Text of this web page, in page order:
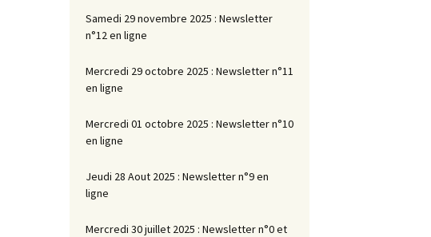
Samedi 29 novembre 2025 : Newsletter
n°12 en ligne
Mercredi 29 octobre 2025 : Newsletter n°11
en ligne
Mercredi 01 octobre 2025 : Newsletter n°10
en ligne
Jeudi 28 Aout 2025 : Newsletter n°9 en
ligne
Mercredi 30 juillet 2025 : Newsletter n°0 et